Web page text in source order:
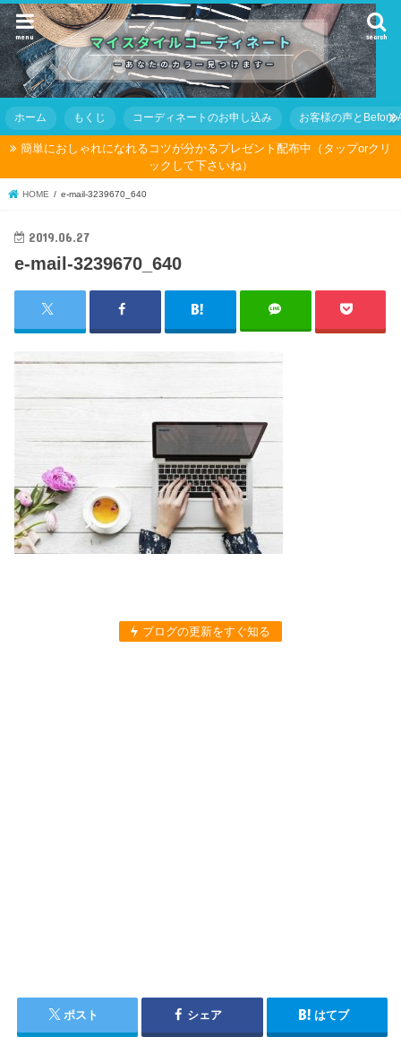
search
menu
ホーム もくじ コーディネートのお申し込み お客様の声とBefore
簡単におしゃれになれるコツが分かるプレゼント配布中（タップorクリ
ックして下さいね）
HOME e-mail-3239670_640
2019.06.27
e-mail-3239670_640
ブログの更新をすぐ知る
ポスト シェア はてブ